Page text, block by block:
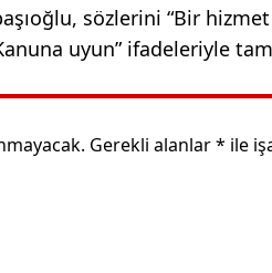
sözlerini “Bir
uyun” ifadeleriyle
Gerekli alanlar* ile